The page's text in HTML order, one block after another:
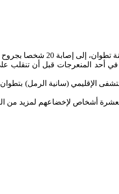
أحد المنعرجات قبل أن تنقلب
الوقاية المدنية لمكان الحادث حيث عملت على نقل 20
بعشرة أشخاص لإخضاعهم لمزيد من